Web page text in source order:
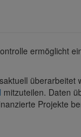
ermöglicht
überarbeitet
mitzuteilen. Daten
Projekte